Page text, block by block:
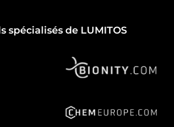
spécialisés de LUMITOS